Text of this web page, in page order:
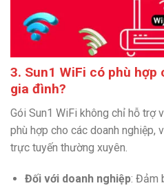
3. Sun1 WiFi có phù hợp
gia đình?
Gói Sun1 WiFi không chỉ hỗ trợ
phù hợp cho các doanh nghiệp,
trực tuyến thường xuyên.
Đối với doanh nghiệp: Đảm